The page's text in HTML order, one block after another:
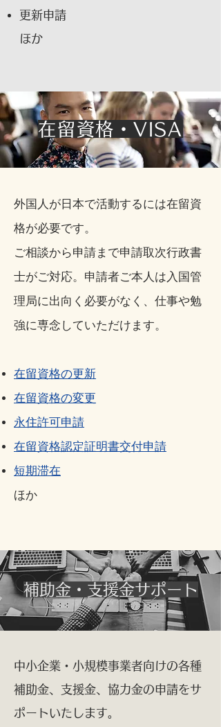
更新申請
ほか
在留資格・VISA
外国人が日本で活動するには在留資
格が必要です。
ご相談から申請まで申請取次行政書
士がご対応。申請者ご本人は入国管
理局に出向く必要がなく、仕事や勉
強に専念していただけます。
在留資格の更新
在留資格の変更
永住許可申請
在留資格認定証明書交付申請
短期滞在
ほか
補助金・支援金サポート
中小企業・小規模事業者向けの各種
補助金、支援金、協力金の申請をサ
ポートいたします。